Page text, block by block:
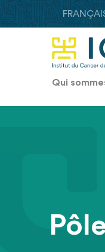
Qui